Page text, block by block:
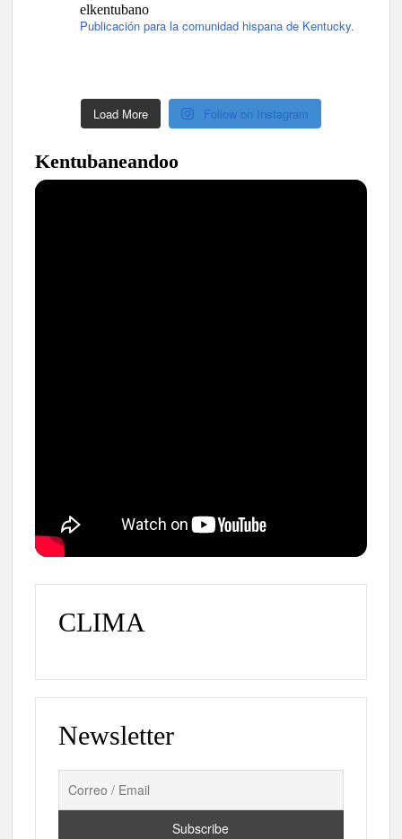
elkentubano
Publicación para la comunidad hispana de Kentucky.
Load More Follow on Instagram
Kentubaneandoo
CLIMA
Newsletter